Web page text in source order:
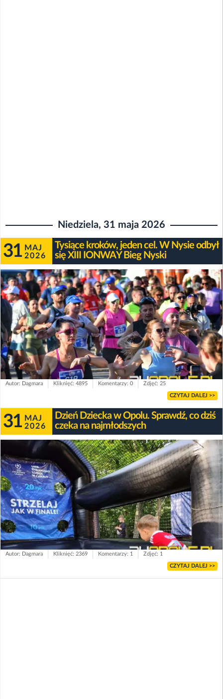
Niedziela, 31 maja 2026
31 MAJ
2026
Tysiące kroków, jeden cel. W Nysie odbył
się XIII IONWAY Bieg Nyski
Autor: Dagmara Kliknięć: 4895 Komentarzy: 0 Zdjęć: 25
CZYTAJ DALEJ >>
31 MAJ
2026
Dzień Dziecka w Opolu. Sprawdź, co dziś
czeka na najmłodszych
Autor: Dagmara Kliknięć: 2369 Komentarzy: 1 Zdjęć: 1
CZYTAJ DALEJ >>